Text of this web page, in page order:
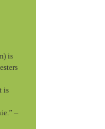
is
is
–